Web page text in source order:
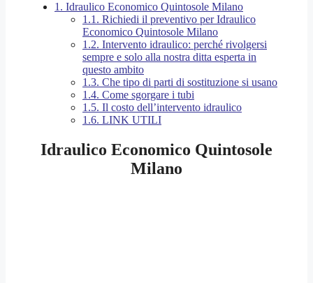
1. Idraulico Economico Quintosole Milano
1.1. Richiedi il preventivo per Idraulico
Economico Quintosole Milano
1.2. Intervento idraulico: perché rivolgersi
sempre e solo alla nostra ditta esperta in
questo ambito
1.3. Che tipo di parti di sostituzione si usano
1.4. Come sgorgare i tubi
1.5. Il costo dell’intervento idraulico
1.6. LINK UTILI
Idraulico Economico Quintosole
Milano